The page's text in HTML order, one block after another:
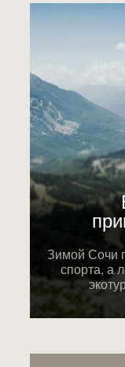
Зимой Сочи
спорта, а